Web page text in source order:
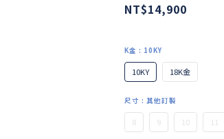
NT$14,900
K金 : 10KY
10KY 18K金
尺寸 : 其他訂製
8 9 10 11